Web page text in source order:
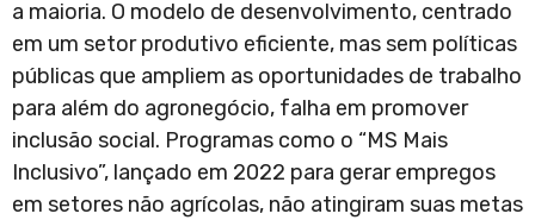
a maioria. O modelo de desenvolvimento, centrado
em um setor produtivo eficiente, mas sem políticas
públicas que ampliem as oportunidades de trabalho
para além do agronegócio, falha em promover
inclusão social. Programas como o “MS Mais
Inclusivo”, lançado em 2022 para gerar empregos
em setores não agrícolas, não atingiram suas metas